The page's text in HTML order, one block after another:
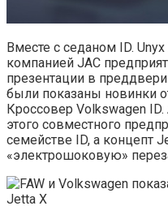
Вместе с седаном ID.
компанией JAC
презентации в
были показаны новинки
Кроссовер Volkswagen
этого совместного
семействе ID, а концепт
«электрошоковую»